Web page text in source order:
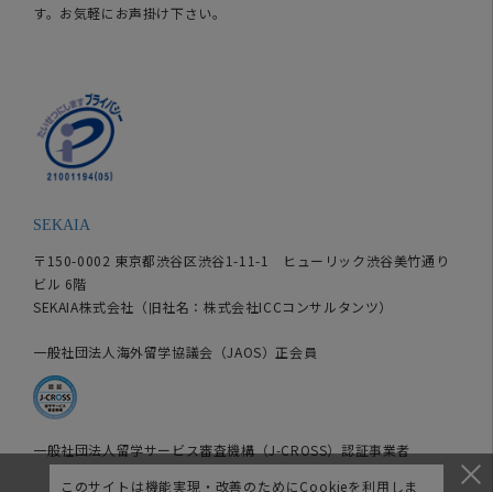
す。お気軽にお声掛け下さい。
SEKAIA
〒150-0002 東京都渋谷区渋谷1-11-1 ヒューリック渋谷美竹通り
ビル 6階
SEKAIA株式会社（旧社名：株式会社ICCコンサルタンツ）
一般社団法人海外留学協議会（JAOS）正会員
一般社団法人留学サービス審査機構（J-CROSS）認証事業者
このサイトは機能実現・改善のためにCookieを利用しま